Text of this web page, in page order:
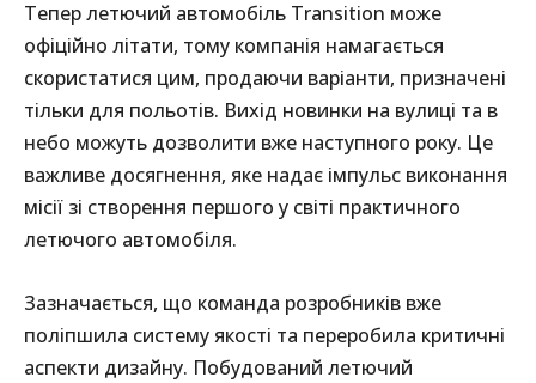
Тепер летючий автомобіль Transition може
офіційно літати, тому компанія намагається
скористатися цим, продаючи варіанти, призначені
тільки для польотів. Вихід новинки на вулиці та в
небо можуть дозволити вже наступного року. Це
важливе досягнення, яке надає імпульс виконання
місії зі створення першого у світі практичного
летючого автомобіля.
Зазначається, що команда розробників вже
поліпшила систему якості та переробила критичні
аспекти дизайну. Побудований летючий